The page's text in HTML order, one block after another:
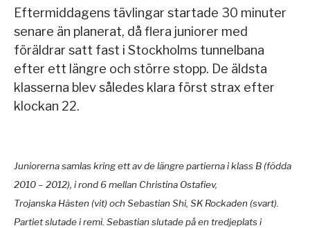
Eftermiddagens tävlingar startade 30 minuter
senare än planerat, då flera juniorer med
föräldrar satt fast i Stockholms tunnelbana
efter ett längre och större stopp. De äldsta
klasserna blev således klara först strax efter
klockan 22.
Juniorerna samlas kring ett av de längre partierna i klass B (födda
2010 – 2012), i rond 6 mellan Christina Ostafiev,
Trojanska Hästen (vit) och Sebastian Shi, SK Rockaden (svart).
Partiet slutade i remi. Sebastian slutade på en tredjeplats i